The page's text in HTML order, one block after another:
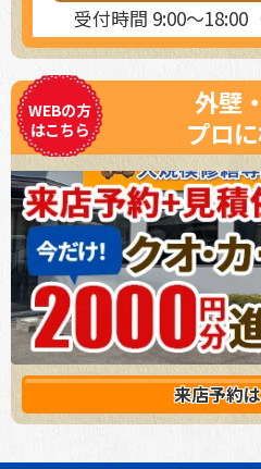
受付時間 9:00～18:00
WEBの方
はこちら
外壁
プロ
来店予約は